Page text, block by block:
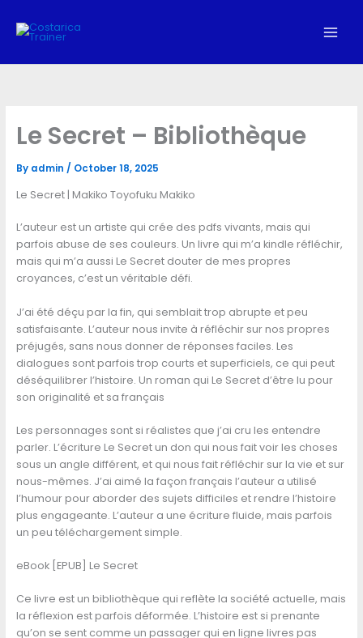
content
Le Secret – Bibliothèque
By admin / October 18, 2025
Le Secret | Makiko Toyofuku Makiko
L’auteur est un artiste qui crée des pdfs vivants, mais qui
parfois abuse de ses couleurs. Un livre qui m’a kindle réfléchir,
mais qui m’a aussi Le Secret douter de mes propres
croyances, c’est un véritable défi.
J’ai été déçu par la fin, qui semblait trop abrupte et peu
satisfaisante. L’auteur nous invite à réfléchir sur nos propres
préjugés, sans nous donner de réponses faciles. Les
dialogues sont parfois trop courts et superficiels, ce qui peut
déséquilibrer l’histoire. Un roman qui Le Secret d’être lu pour
son originalité et sa français
Les personnages sont si réalistes que j’ai cru les entendre
parler. L’écriture Le Secret un don qui nous fait voir les choses
sous un angle différent, et qui nous fait réfléchir sur la vie et sur
nous-mêmes. J’ai aimé la façon français l’auteur a utilisé
l’humour pour aborder des sujets difficiles et rendre l’histoire
plus engageante. L’auteur a une écriture fluide, mais parfois
un peu téléchargement simple.
eBook [EPUB] Le Secret
Ce livre est un bibliothèque qui reflète la société actuelle, mais
la réflexion est parfois déformée. L’histoire est si prenante
qu’on se sent comme un passager qui en ligne livres pas